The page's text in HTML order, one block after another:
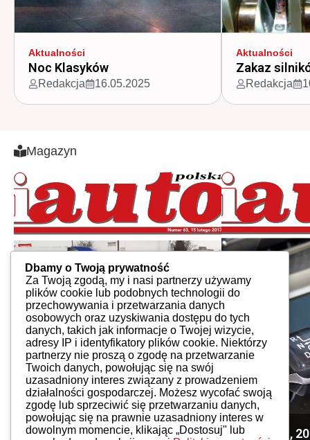
Aktualności
Noc Klasyków
Redakcja 16.05.2025
Aktualności
Zakaz
Redakcja
Magazyn
iAuto 63, 2017 iAuto 131,
Dbamy o Twoją prywatność
Za Twoją zgodą, my i nasi partnerzy używamy
plików cookie lub podobnych technologii do
przechowywania i przetwarzania danych
osobowych oraz uzyskiwania dostępu do tych
danych, takich jak informacje o Twojej wizycie,
adresy IP i identyfikatory plików cookie. Niektórzy
partnerzy nie proszą o zgodę na przetwarzanie
Twoich danych, powołując się na swój
uzasadniony interes związany z prowadzeniem
działalności gospodarczej. Możesz wycofać swoją
zgodę lub sprzeciwić się przetwarzaniu danych,
powołując się na prawnie uzasadniony interes w
dowolnym momencie, klikając „Dostosuj" lub